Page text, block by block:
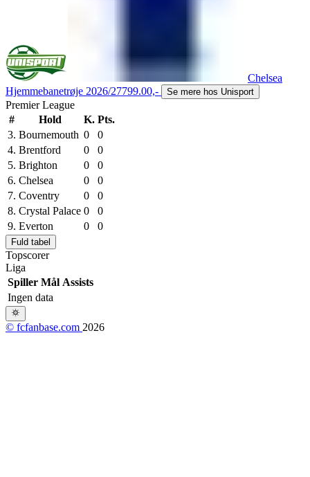
Chelsea
Hjemmebanetrøje 2026/27799.00,- Se mere hos Unisport
Premier League
#
Hold K. Pts.
3. Bournemouth 0
0
4. Brentford 0
0
5. Brighton 0
0
6. Chelsea 0
0
7. Coventry 0
0
8. Crystal Palace 0
0
9. Everton 0 0
Fuld tabel
Topscorer
Liga
Spiller Mål Assists
Ingen data
© fcfanbase.com 2026